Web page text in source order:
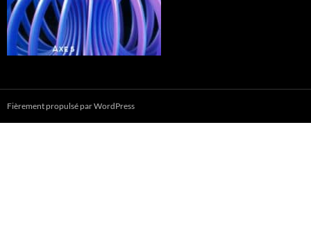
Fièrement propulsé par WordPress